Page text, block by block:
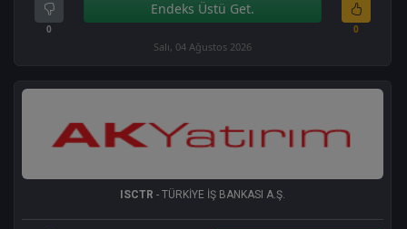
0
Endeks Üstü Get.
0
Salı, 04 Ağustos 2026
ISCTR - TÜRKİYE İŞ BANKASI A.Ş.